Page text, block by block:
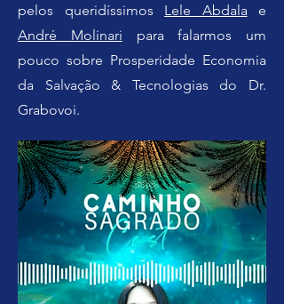
pelos queridíssimos Lele Abdalae
André Molinari para falarmos um
pouco sobre Prosperidade Economia
da Salvação & Tecnologias do Dr.
Grabovoi.